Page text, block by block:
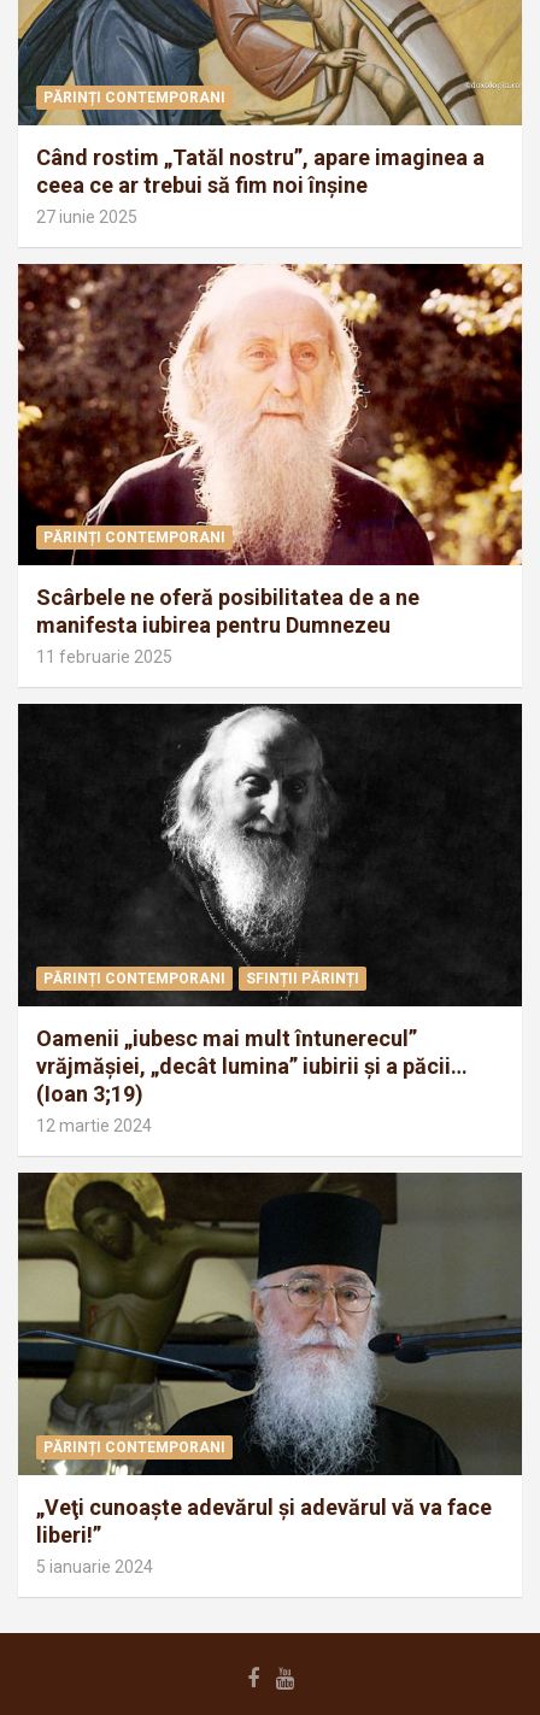
PĂRINȚI CONTEMPORANI
Când rostim „Tatăl nostru”, apare imaginea a
ceea ce ar trebui să fim noi înșine
27 iunie 2025
PĂRINȚI CONTEMPORANI
Scârbele ne oferă posibilitatea de a ne
manifesta iubirea pentru Dumnezeu
11 februarie 2025
PĂRINȚI CONTEMPORANI SFINȚII PĂRINȚI
Oamenii „iubesc mai mult întunerecul”
vrăjmăşiei, „decât lumina” iubirii şi a păcii…
(Ioan 3;19)
12 martie 2024
PĂRINȚI CONTEMPORANI
„Veţi cunoaşte adevărul şi adevărul vă va face
liberi!”
5 ianuarie 2024